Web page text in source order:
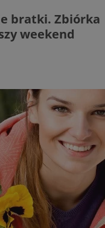
bratki. Zbiórka
weekend